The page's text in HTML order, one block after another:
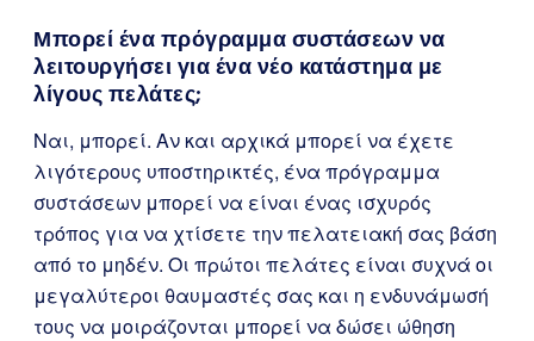
Μπορεί ένα πρόγραμμα συστάσεων να
λειτουργήσει για ένα νέο κατάστημα με
λίγους πελάτες;
Ναι, μπορεί. Αν και αρχικά μπορεί να έχετε
λιγότερους υποστηρικτές, ένα πρόγραμμα
συστάσεων μπορεί να είναι ένας ισχυρός
τρόπος για να χτίσετε την πελατειακή σας βάση
από το μηδέν. Οι πρώτοι πελάτες είναι συχνά οι
μεγαλύτεροι θαυμαστές σας και η ενδυνάμωσή
τους να μοιράζονται μπορεί να δώσει ώθηση